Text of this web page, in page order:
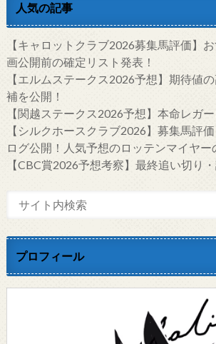
人気の記事
【キャロットクラブ2026募集馬評価】
画公開前の確定リスト発表！
【エルムステークス2026予想】期待値
補を公開！
【関越ステークス2026予想】本命レガ
【シルクホースクラブ2026】募集馬評
ログ公開！人気予想のロッテンマイヤー
【CBC賞2026予想考察】最終追い切り
プロフィール